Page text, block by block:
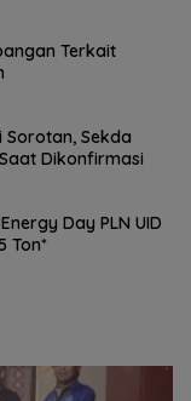
Terkait
Sorotan, Sekda
Dikonfirmasi
Day PLN UID
Ton*